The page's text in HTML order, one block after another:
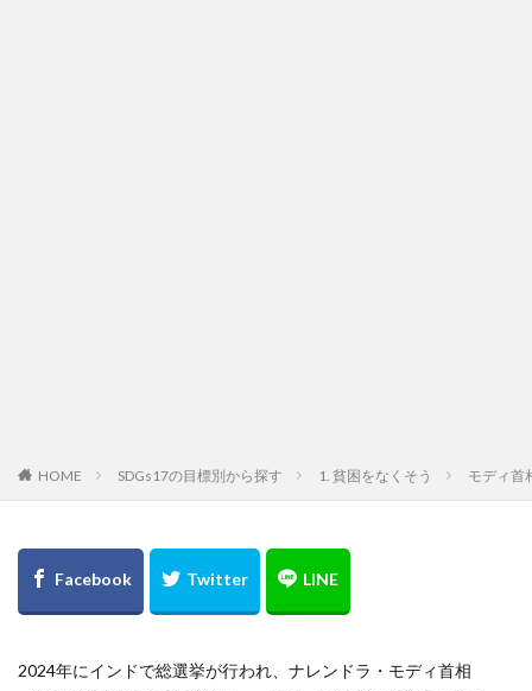
HOME SDGs17の目標別から探す 1. 貧困をなくそう モディ首
2024年にインドで総選挙が行われ、ナレンドラ・モディ首相